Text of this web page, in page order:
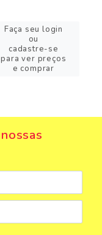
Faça seu login
ou
cadastre-se
para ver preços
e comprar